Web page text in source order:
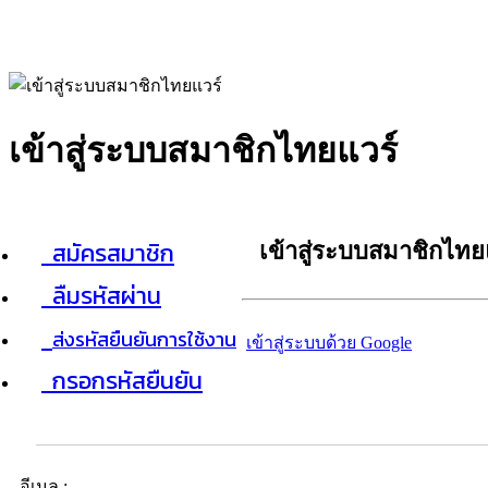
เข้าสู่ระบบสมาชิกไทยแวร์
สมัครสมาชิก
ลืมรหัสผ่าน
ส่งรหัสยืนยันการใช้งาน
กรอกรหัสยืนยัน
เข้าสู่ระบบสมาชิกไท
เข้าสู่ระบบด้วย Google